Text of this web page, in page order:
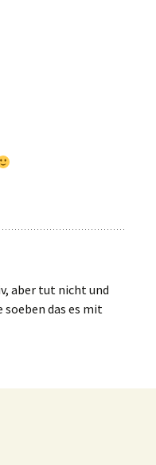
aber tut nicht und
das es mit